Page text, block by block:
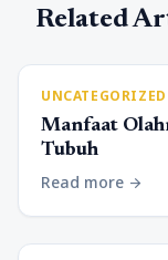
Related
UNCATEGORIZED
Manfaat
Tubuh
Read more arrow_forward